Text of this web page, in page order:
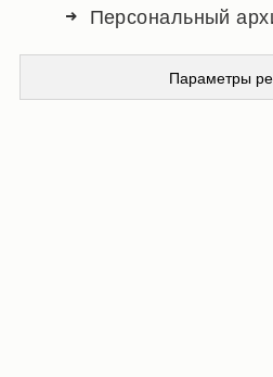
Персональный
Параметры